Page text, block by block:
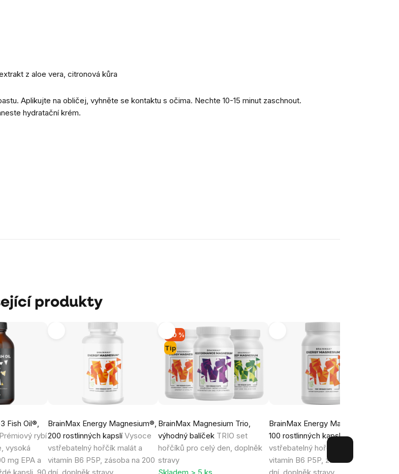
z aloe vera, citronová kůra
Aplikujte na obličej, vyhněte se kontaktu s očima. Nechte 10-15 minut zaschnout.
hydratační krém.
produkty
Fish Oil®,
Prémiový rybí
vysoká
mg EPA a
BrainMax Energy Magnesium®,
200 rostlinných kapslí Vysoce
vstřebatelný hořčík malát a
vitamín B6 P5P, zásoba na 200
Tip
-20 %
BrainMax Magnesium Trio,
výhodný balíček TRIO set
hořčíků pro celý den, doplněk
stravy
BrainMax Energy Magnesium®,
100 rostlinných kapslíVysoce
vstřebatelný hořčík malát a
vitamín B6 P5P, zásoba na 100